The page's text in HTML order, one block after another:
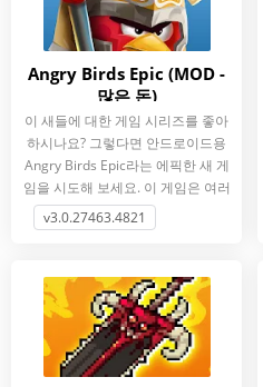
Angry Birds Epic (MOD -
많은 돈)
이 새들에 대한 게임 시리즈를 좋아
하시나요? 그렇다면 안드로이드용
Angry Birds Epic라는 에픽한 새 게
임을 시도해 보세요. 이 게임은 여러
분의 여가 시간을 멋지게 보낼
v3.0.27463.4821